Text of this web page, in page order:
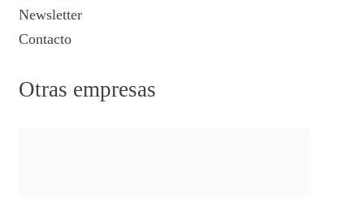
Newsletter
Contacto
Otras empresas